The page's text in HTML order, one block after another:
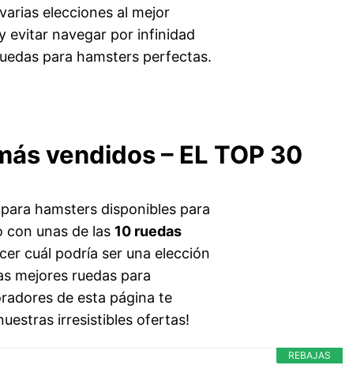
elecciones al mejor
evitar navegar por infinidad
para hamsters perfectas.
vendidos – EL TOP 30
hamsters disponibles para
con unas de las 10 ruedas
cuál podría ser una elección
mejores ruedas para
de esta página te
irresistibles ofertas!
REBAJAS